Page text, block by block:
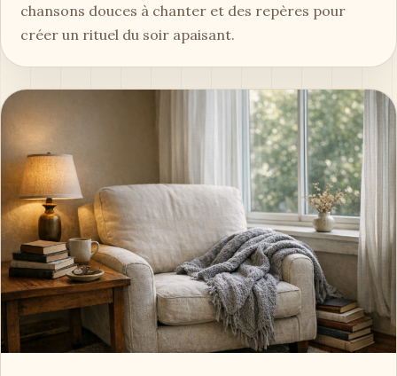
chansons douces à chanter et des repères pour
créer un rituel du soir apaisant.